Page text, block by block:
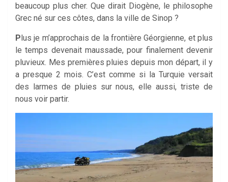
beaucoup plus cher. Que dirait Diogène, le philosophe
Grec né sur ces côtes, dans la ville de Sinop ?
Plus je m’approchais de la frontière Géorgienne, et plus
le temps devenait maussade, pour finalement devenir
pluvieux. Mes premières pluies depuis mon départ, il y
a presque 2 mois. C’est comme si la Turquie versait
des larmes de pluies sur nous, elle aussi, triste de
nous voir partir.